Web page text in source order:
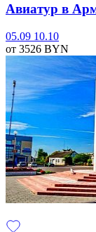
Авиатур в
05.09 10.10
от 3526 BYN